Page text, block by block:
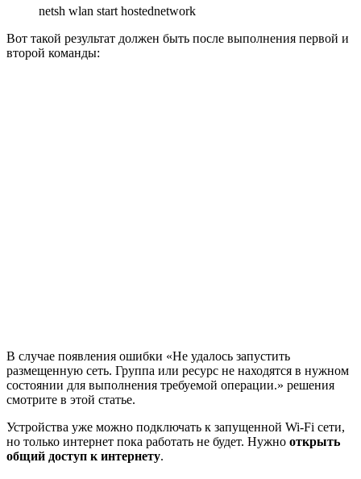
netsh wlan start hostednetwork
Вот такой результат должен быть после выполнения первой и
второй команды:
В случае появления ошибки «Не удалось запустить
размещенную сеть. Группа или ресурс не находятся в нужном
состоянии для выполнения требуемой операции.» решения
смотрите в этой статье.
Устройства уже можно подключать к запущенной Wi-Fi сети,
но только интернет пока работать не будет. Нужно открыть
общий доступ к интернету.